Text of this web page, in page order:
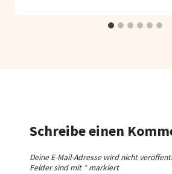
Schreibe einen
Deine E-Mail-Adresse wird nicht
Felder sind mit *markiert